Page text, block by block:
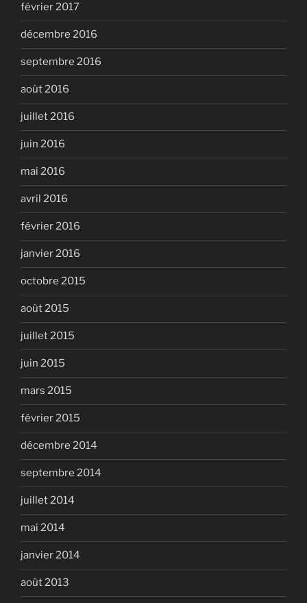
février 2017
décembre 2016
septembre 2016
août 2016
juillet 2016
juin 2016
mai 2016
avril 2016
février 2016
janvier 2016
octobre 2015
août 2015
juillet 2015
juin 2015
mars 2015
février 2015
décembre 2014
septembre 2014
juillet 2014
mai 2014
janvier 2014
août 2013